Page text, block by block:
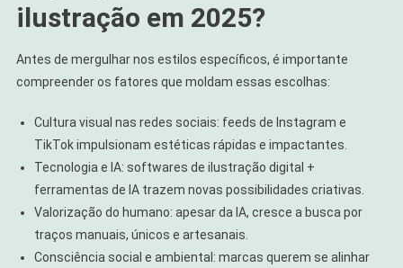
ilustração em 2025?
Antes de mergulhar nos estilos específicos, é importante
compreender os fatores que moldam essas escolhas:
Cultura visual nas redes sociais: feeds de Instagram e
TikTok impulsionam estéticas rápidas e impactantes.
Tecnologia e IA: softwares de ilustração digital +
ferramentas de IA trazem novas possibilidades criativas.
Valorização do humano: apesar da IA, cresce a busca por
traços manuais, únicos e artesanais.
Consciência social e ambiental: marcas querem se alinhar